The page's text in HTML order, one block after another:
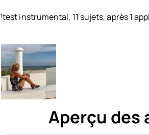
¹test instrumental, 11 sujets, après 1
Aperçu des